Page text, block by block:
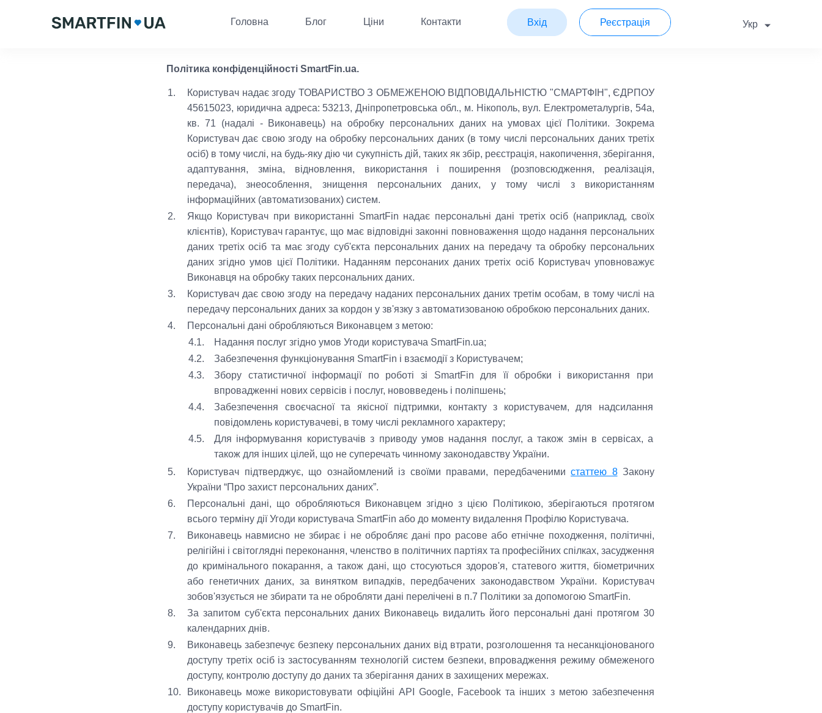
Головна Блог Ціни Контакти Вхід Реєстрація Укр
Політика конфіденційності SmartFin.ua.
1.
Користувач надає згоду ТОВАРИСТВО З ОБМЕЖЕНОЮ ВІДПОВІДАЛЬНІСТЮ "СМАРТФІН", ЄДРПОУ
45615023, юридична адреса: 53213, Дніпропетровська обл., м. Нікополь, вул. Електрометалургів, 54а,
кв. 71 (надалі - Виконавець) на обробку персональних даних на умовах цієї Політики. Зокрема
Користувач дає свою згоду на обробку персональних даних (в тому числі персональних даних третіх
осіб) в тому числі, на будь-яку дію чи сукупність дій, таких як збір, реєстрація, накопичення, зберігання,
адаптування, зміна, відновлення, використання і поширення (розповсюдження, реалізація,
передача), знеособлення, знищення персональних даних, у тому числі з використанням
інформаційних (автоматизованих) систем.
2.
Якщо Користувач при використанні SmartFin надає персональні дані третіх осіб (наприклад, своїх
клієнтів), Користувач гарантує, що має відповідні законні повноваження щодо надання персональних
даних третіх осіб та має згоду суб'єкта персональних даних на передачу та обробку персональних
даних згідно умов цієї Політики. Наданням персонаних даних третіх осіб Користувач уповноважує
Виконавця на обробку таких персональних даних.
3.
Користувач дає свою згоду на передачу наданих персональних даних третім особам, в тому числі на
передачу персональних даних за кордон у зв'язку з автоматизованою обробкою персональних даних.
4.
Персональні дані обробляються Виконавцем з метою:
4.1.
Надання послуг згідно умов Угоди користувача SmartFin.ua;
4.2.
Забезпечення функціонування SmartFin і взаємодії з Користувачем;
4.3.
Збору статистичної інформації по роботі зі SmartFin для її обробки і використання при
впровадженні нових сервісів і послуг, нововведень і поліпшень;
4.4.
Забезпечення своєчасної та якісної підтримки, контакту з користувачем, для надсилання
повідомлень користувачеві, в тому числі рекламного характеру;
4.5.
Для інформування користувачів з приводу умов надання послуг, а також змін в сервісах, а
також для інших цілей, що не суперечать чинному законодавству України.
5.
Користувач підтверджує, що ознайомлений із своїми правами, передбаченими статтею 8Закону
України “Про захист персональних даних”.
6.
Персональні дані, що обробляються Виконавцем згідно з цією Політикою, зберігаються протягом
всього терміну дії Угоди користувача SmartFin або до моменту видалення Профілю Користувача.
7.
Виконавець навмисно не збирає і не обробляє дані про расове або етнічне походження, політичні,
релігійні і світоглядні переконання, членство в політичних партіях та професійних спілках, засудження
до кримінального покарання, а також дані, що стосуються здоров'я, статевого життя, біометричних
або генетичних даних, за винятком випадків, передбачених законодавством України. Користувач
зобов'язується не збирати та не обробляти дані перелічені в п.7 Політики за допомогою SmartFin.
8.
За запитом суб'єкта персональних даних Виконавець видалить його персональні дані протягом 30
календарних днів.
9.
Виконавець забезпечує безпеку персональних даних від втрати, розголошення та несанкціонованого
доступу третіх осіб із застосуванням технологій систем безпеки, впровадження режиму обмеженого
доступу, контролю доступу до даних та зберігання даних в захищених мережах.
10.
Виконавець може використовувати офіційні API Google, Facebook та інших з метою забезпечення
доступу користувачів до SmartFin.